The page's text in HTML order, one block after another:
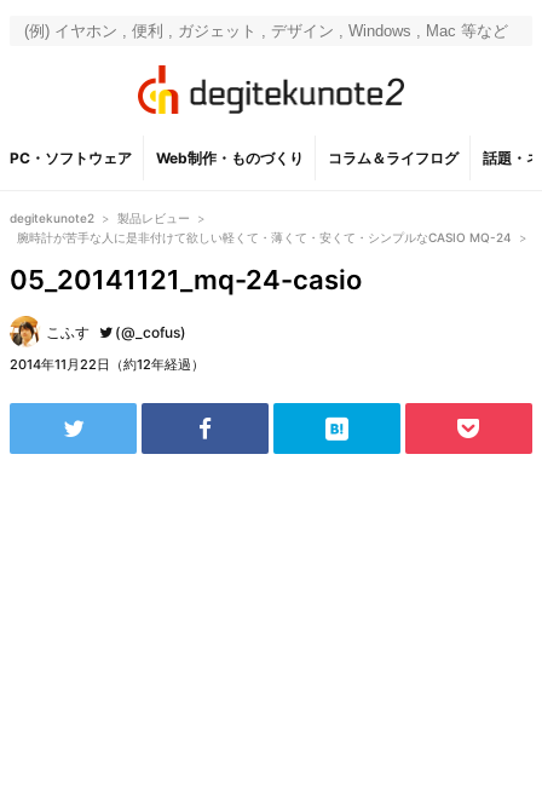
PC・ソフトウェア Web制作・ものづくり コラム＆ライフログ 話題・
degitekunote2 > 製品レビュー
>
腕時計が苦手な人に是非付けて欲しい軽くて・薄くて・安くて・シンプルなCASIO MQ-24
>
05_20141121_mq-24-casio
こふす (@_cofus)
2014年11月22日（約12年経過）